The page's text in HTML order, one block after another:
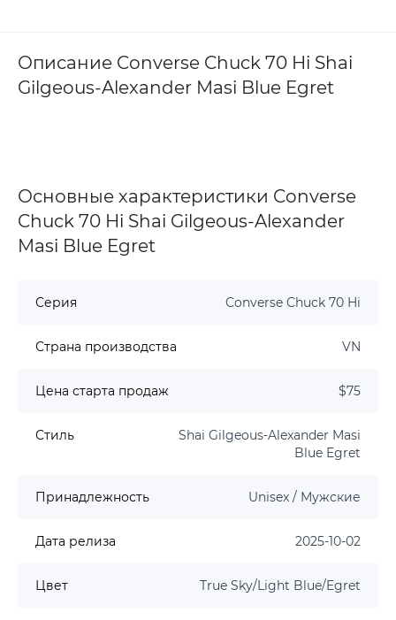
Описание Converse Chuck 70 Hi Shai
Gilgeous-Alexander Masi Blue Egret
Основные характеристики Converse
Chuck 70 Hi Shai Gilgeous-Alexander
Masi Blue Egret
Серия Converse Chuck 70 Hi
Страна производства VN
Цена старта продаж $75
Стиль
Shai Gilgeous-Alexander Masi
Blue Egret
Принадлежность Unisex / Мужские
Дата релиза 2025-10-02
Цвет True Sky/Light Blue/Egret